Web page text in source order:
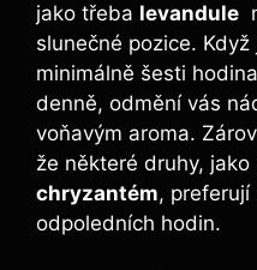
jako třeba levandule
slunečné pozice.
minimálně šesti
denně, odmění vás‍
⁤voňavým aroma.
že některé druhy, ‍jako
‌chryzantém, preferují
odpoledních hodin.